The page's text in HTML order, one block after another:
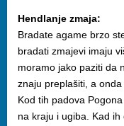
Hendlanje zmaja:
Bradate agame brzo
bradati zmajevi imaju
moramo jako paziti da
znaju preplašiti, a
Kod tih padova
na kraju i ugiba. Kad